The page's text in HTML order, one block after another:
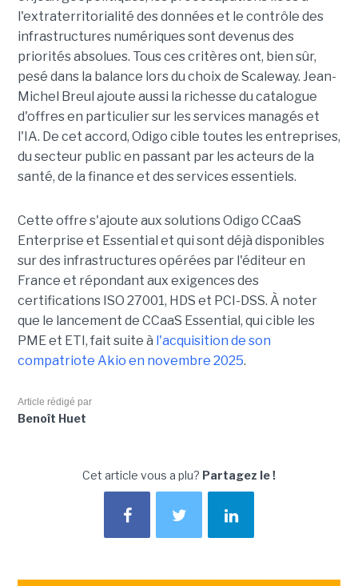
l'extraterritorialité des données et le contrôle des
infrastructures numériques sont devenus des
priorités absolues. Tous ces critères ont, bien sûr,
pesé dans la balance lors du choix de Scaleway. Jean-
Michel Breul ajoute aussi la richesse du catalogue
d'offres en particulier sur les services managés et
l'IA. De cet accord, Odigo cible toutes les entreprises,
du secteur public en passant par les acteurs de la
santé, de la finance et des services essentiels.
Cette offre s'ajoute aux solutions Odigo CCaaS
Enterprise et Essential et qui sont déjà disponibles
sur des infrastructures opérées par l'éditeur en
France et répondant aux exigences des
certifications ISO 27001, HDS et PCI-DSS. À noter
que le lancement de CCaaS Essential, qui cible les
PME et ETI, fait suite à l'acquisition de son
compatriote Akio en novembre 2025.
Article rédigé par
Benoît Huet
Cet article vous a plu? Partagez le !